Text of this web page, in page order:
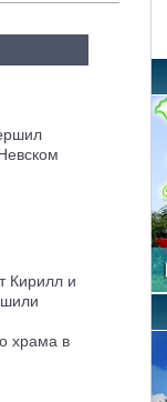
Кирилл и
храма в